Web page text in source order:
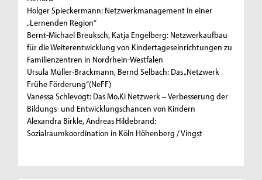
Holger Spieckermann: Netzwerkmanagement in einer
„Lernenden Region“
Bernt-Michael Breuksch, Katja Engelberg: Netzwerkaufbau
für die Weiterentwicklung von Kindertageseinrichtungen zu
Familienzentren in Nordrhein-Westfalen
Ursula Müller-Brackmann, Bernd Selbach: Das „Netzwerk
Frühe Förderung“(NeFF)
Vanessa Schlevogt: Das Mo.Ki Netzwerk – Verbesserung der
Bildungs- und Entwicklungschancen von Kindern
Alexandra Birkle, Andreas Hildebrand:
Sozialraumkoordination in Köln Höhenberg / Vingst